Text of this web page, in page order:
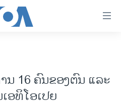
ນ 16 ຄົນຂອງຕົນ ແລະ
ອທິໂອເປຍ